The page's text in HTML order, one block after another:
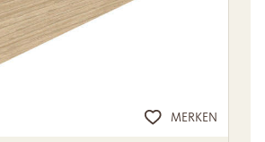
MERKEN